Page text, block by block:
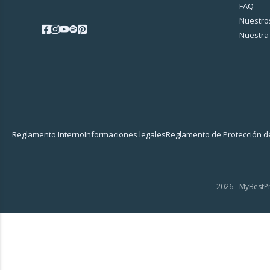
FAQ
Reglamento InternoInformaciones legalesReglamento de Protección
2026 -